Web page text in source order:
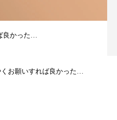
良かった…
くお願いすれば良かった…